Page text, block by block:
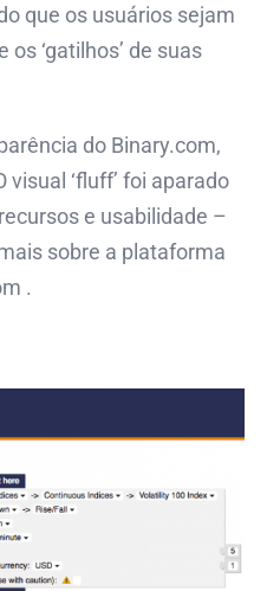
que os usuários sejam
‘gatilhos’ de suas
do Binary.com,
‘fluff’ foi aparado
e usabilidade –
sobre a plataforma
.